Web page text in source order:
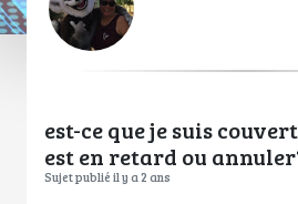
est-ce que je suis
est en retard ou
Sujet publié il y a 2 ans